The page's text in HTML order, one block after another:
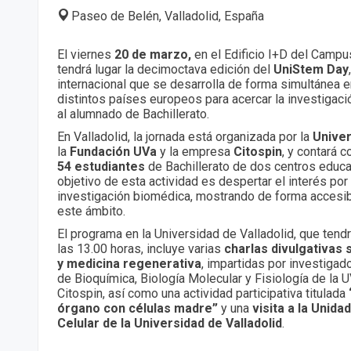
Paseo de Belén, Valladolid, España
El viernes 20 de marzo, en el Edificio I+D del
tendrá lugar la decimoctava edición del UniStem Day
internacional que se desarrolla de forma simultánea
distintos países europeos para acercar la
al alumnado de Bachillerato.
En Valladolid, la jornada está organizada por la
la Fundación UVa y la empresa Citospin, y contará
54 estudiantes de Bachillerato de dos centros
objetivo de esta actividad es despertar el interés por
investigación biomédica, mostrando de forma
este ámbito.
El programa en la Universidad de Valladolid, que
las 13.00 horas, incluye varias charlas divulgativas
y medicina regenerativa, impartidas por
de Bioquímica, Biología Molecular y Fisiología de la
Citospin, así como una actividad participativa titulada
órgano con células madre” y una visita a la
Celular de la Universidad de Valladolid.